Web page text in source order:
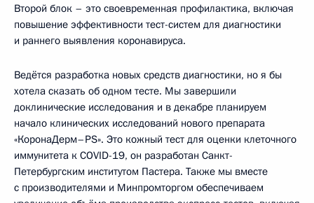
Второй блок – это своевременная профилактика, включая
повышение эффективности тест-систем для диагностики
и раннего выявления коронавируса.
Ведётся разработка новых средств диагностики, но я бы
хотела сказать об одном тесте. Мы завершили
доклинические исследования и в декабре планируем
начало клинических исследований нового препарата
«КоронаДерм–PS». Это кожный тест для оценки клеточного
иммунитета к COVID-19, он разработан Санкт-
Петербургским институтом Пастера. Также мы вместе
с производителями и Минпромторгом обеспечиваем